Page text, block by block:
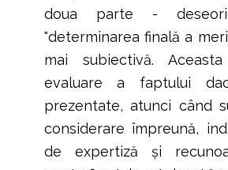
doua parte - deseori
"determinarea finală a
mai subiectivă.
evaluare a faptului
prezentate, atunci când
considerare împreună,
de expertiză și